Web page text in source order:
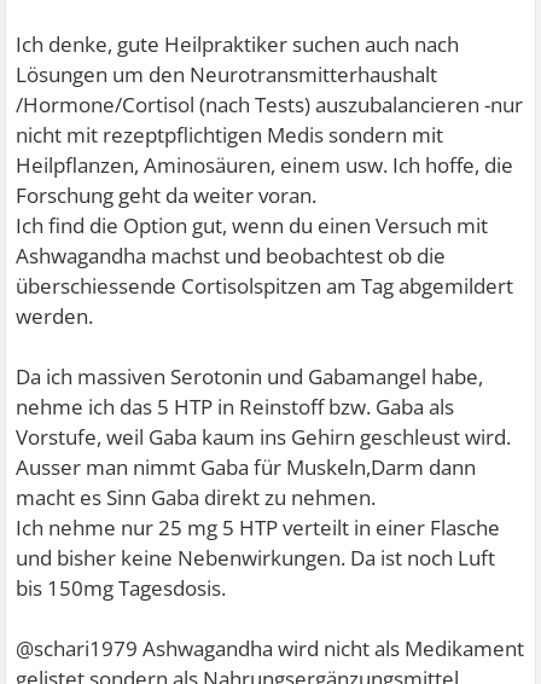
Ich denke, gute Heilpraktiker suchen auch nach
Lösungen um den Neurotransmitterhaushalt
/Hormone/Cortisol (nach Tests) auszubalancieren -nur
nicht mit rezeptpflichtigen Medis sondern mit
Heilpflanzen, Aminosäuren, einem usw. Ich hoffe, die
Forschung geht da weiter voran.
Ich find die Option gut, wenn du einen Versuch mit
Ashwagandha machst und beobachtest ob die
überschiessende Cortisolspitzen am Tag abgemildert
werden.
Da ich massiven Serotonin und Gabamangel habe,
nehme ich das 5 HTP in Reinstoff bzw. Gaba als
Vorstufe, weil Gaba kaum ins Gehirn geschleust wird.
Ausser man nimmt Gaba für Muskeln,Darm dann
macht es Sinn Gaba direkt zu nehmen.
Ich nehme nur 25 mg 5 HTP verteilt in einer Flasche
und bisher keine Nebenwirkungen. Da ist noch Luft
bis 150mg Tagesdosis.
@schari1979 Ashwagandha wird nicht als Medikament